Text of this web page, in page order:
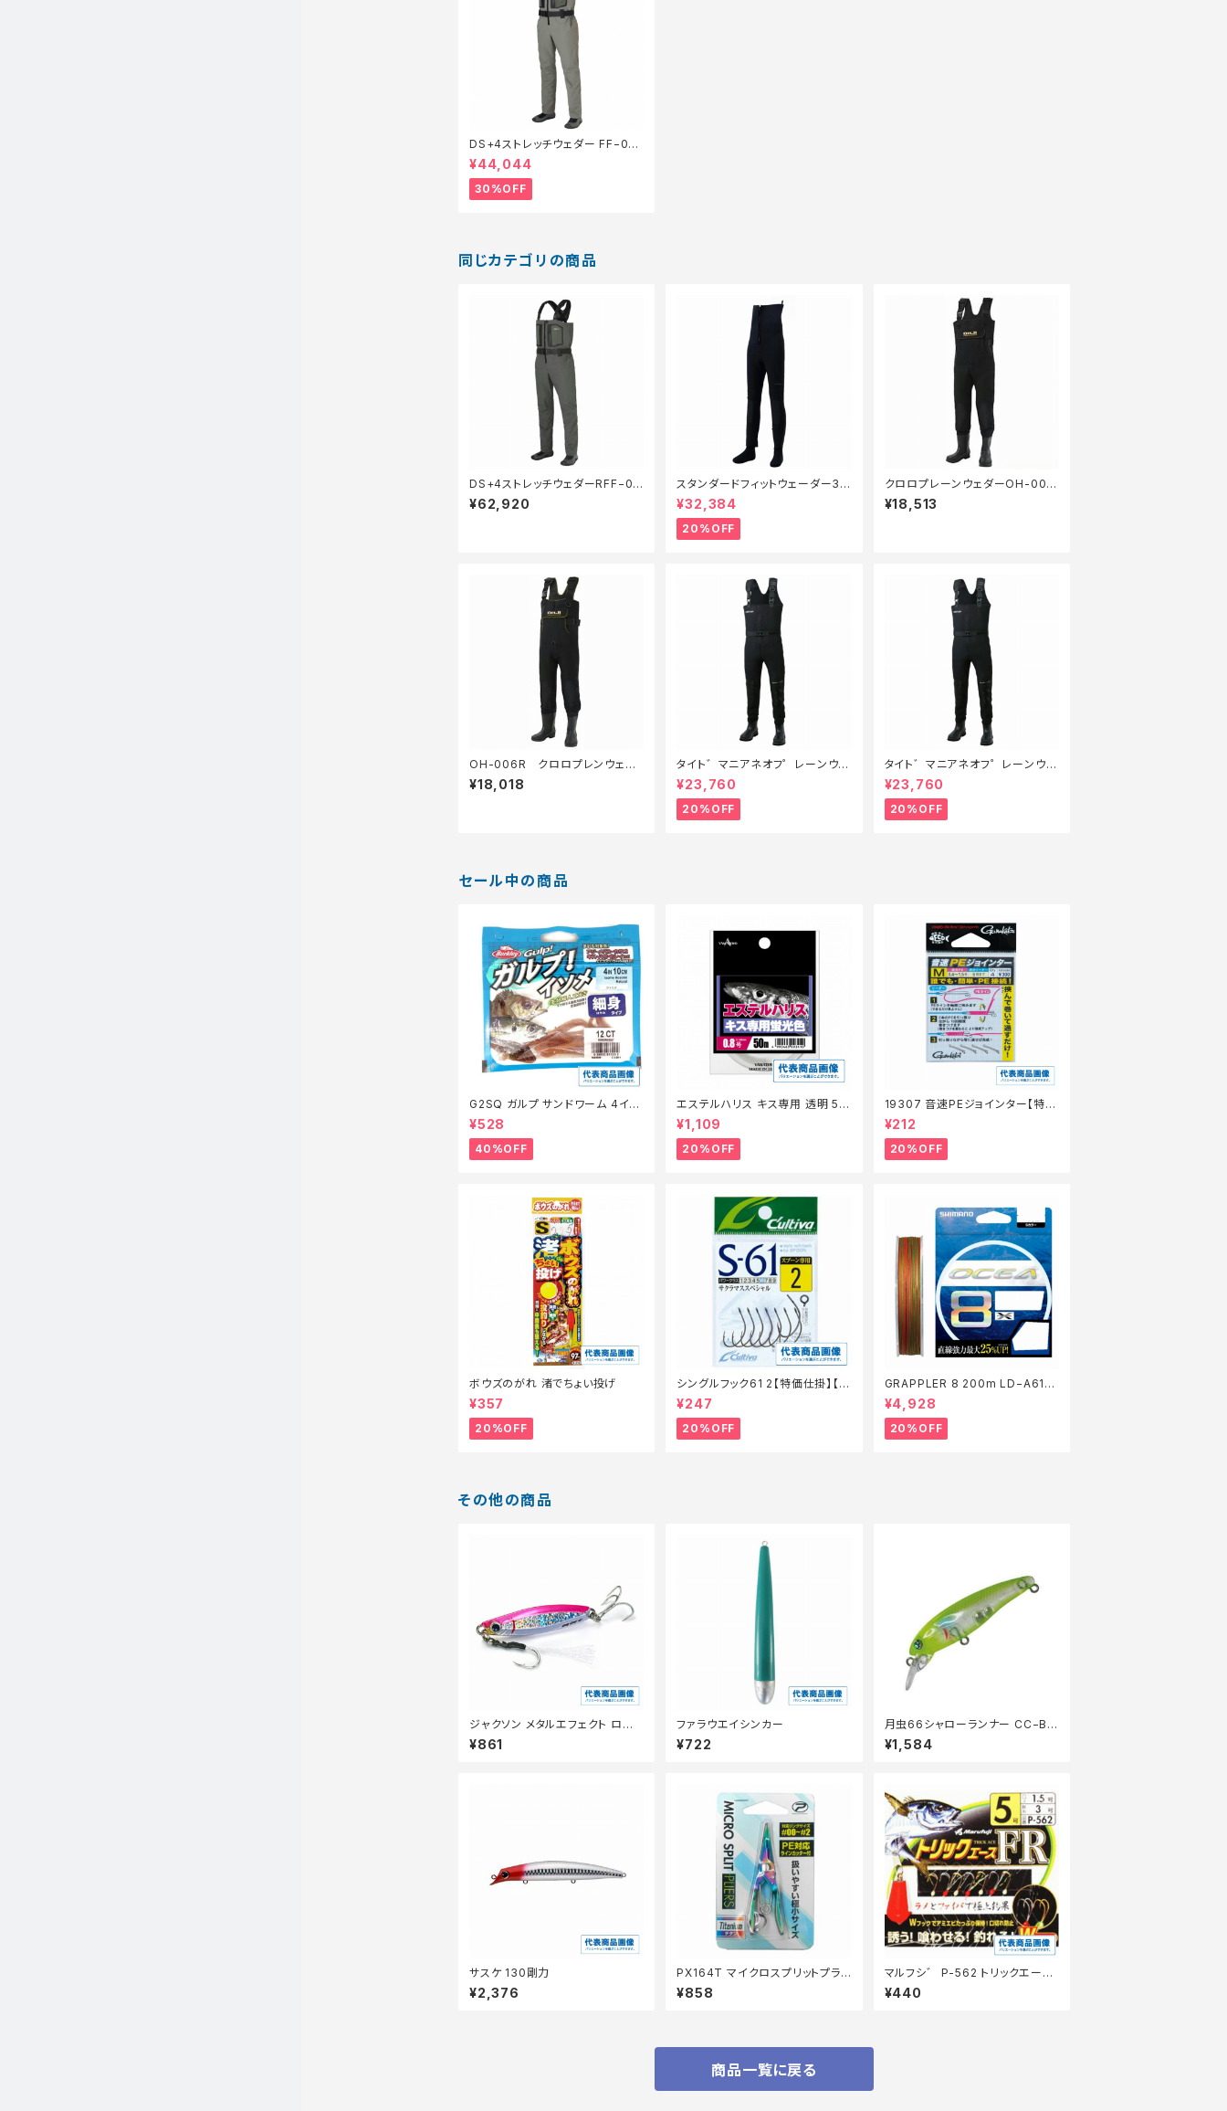
DS+4ストレッチウェダー FF−00
0V 灰 ML【特価装備】【30】
¥44,044
30%OFF
同じカテゴリの商品
DS+4ストレッチウェダーRFF−00
0V 茶 XL
¥62,920
スタンダードフィットウェーダー3.
0FW−040X 黒 SB【特価装備】【2
0】
¥32,384
20%OFF
クロロプレーンウェダーOH-006
FフェルトM
¥18,513
OH-006R クロロプレンウェー
ダーラジアルLL
¥18,018
タイト゛マニアネオフ゜レーンウェ
タ゛ー フ゛ラック M【特価装備】【2
0】
¥23,760
20%OFF
タイト゛マニアネオフ゜レーンウェ
タ゛ー フ゛ラック L【特価装備】【2
0】
¥23,760
20%OFF
セール中の商品
G2SQ ガルプ サンドワーム 4イン
チ イソメ細身青イソメ(Camo)【特
価餌】【40】
¥528
40%OFF
エステルハリス キス専用 透明 50
m 0.6
¥1,109
20%OFF
19307 音速PEジョインター【特価
仕掛】【20】
¥212
20%OFF
ボウズのがれ 渚でちょい投げ
¥357
20%OFF
シングルフック61 2【特価仕掛】【2
0】
¥247
20%OFF
GRAPPLER 8 200m LD−A61S
5色 8【特価仕掛】【20】
¥4,928
20%OFF
その他の商品
ジャクソン メタルエフェクト ロン
グキャスト 42g
¥861
ファラウエイシンカー
¥722
月虫66シャローランナー CC−BO
RA
¥1,584
サスケ 130剛力
¥2,376
PX164T マイクロスプリットプライ
ヤー チタン
¥858
マルフシ゛ P-562 トリックエース
FR 3号
¥440
商品一覧に戻る